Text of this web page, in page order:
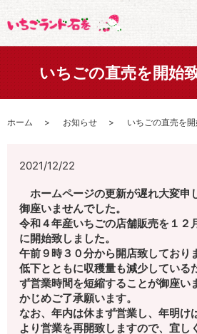
いちごの直売を開始
ホーム お知らせ いちごの直売を開
2021/12/22
ホームページの更新が遅れ大変申
御座いませんでした。
令和４年産いちごの店舗販売を１２
に開始致しました。
午前９時３０分から開店致しており
低下とともに収穫量も減少している
ず営業時間を短縮することが御座い
かじめご了承願います。
なお、年内は休まず営業し、年明け
より営業を再開致しますので、宜し